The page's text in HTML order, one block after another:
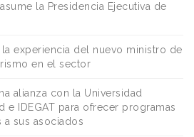
la Presidencia Ejecutiva de
la experiencia del nuevo ministro de
en el sector
alianza con la Universidad
e IDEGAT para ofrecer programas
sus asociados